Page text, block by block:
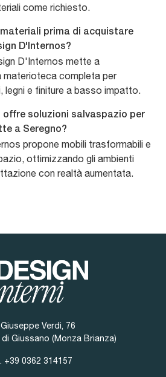
come richiesto.
prima di acquistare
D'Internos?
D'Internos mette a
materioteca completa per
legni e finiture a basso impatto.
offre soluzioni salvaspazio per
a Seregno?
propone mobili trasformabili e
ottimizzando gli ambienti
con realtà aumentata.
Verdi, 76
Giussano (Monza Brianza)
+39 0362 314157